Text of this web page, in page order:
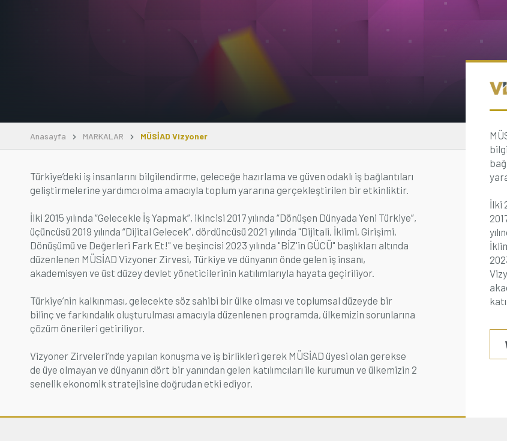
Anasayfa MARKALAR MÜSİAD Vizyoner
Türkiye’deki iş insanlarını bilgilendirme, geleceğe hazırlama ve güven odaklı iş bağlantıları
geliştirmelerine yardımcı olma amacıyla toplum yararına gerçekleştirilen bir etkinliktir.
İlki 2015 yılında “Gelecekle İş Yapmak”, ikincisi 2017 yılında “Dönüşen Dünyada Yeni Türkiye”,
üçüncüsü 2019 yılında “Dijital Gelecek”, dördüncüsü 2021 yılında "Dijitali, İklimi, Girişimi,
Dönüşümü ve Değerleri Fark Et!" ve beşincisi 2023 yılında "BİZ'in GÜCÜ" başlıkları altında
düzenlenen MÜSİAD Vizyoner Zirvesi, Türkiye ve dünyanın önde gelen iş insanı,
akademisyen ve üst düzey devlet yöneticilerinin katılımlarıyla hayata geçiriliyor.
Türkiye’nin kalkınması, gelecekte söz sahibi bir ülke olması ve toplumsal düzeyde bir
bilinç ve farkındalık oluşturulması amacıyla düzenlenen programda, ülkemizin sorunlarına
çözüm önerileri getiriliyor.
Vizyoner Zirveleri’nde yapılan konuşma ve iş birlikleri gerek MÜSİAD üyesi olan gerekse
de üye olmayan ve dünyanın dört bir yanından gelen katılımcıları ile kurumun ve ülkemizin 2
senelik ekonomik stratejisine doğrudan etki ediyor.
İlki